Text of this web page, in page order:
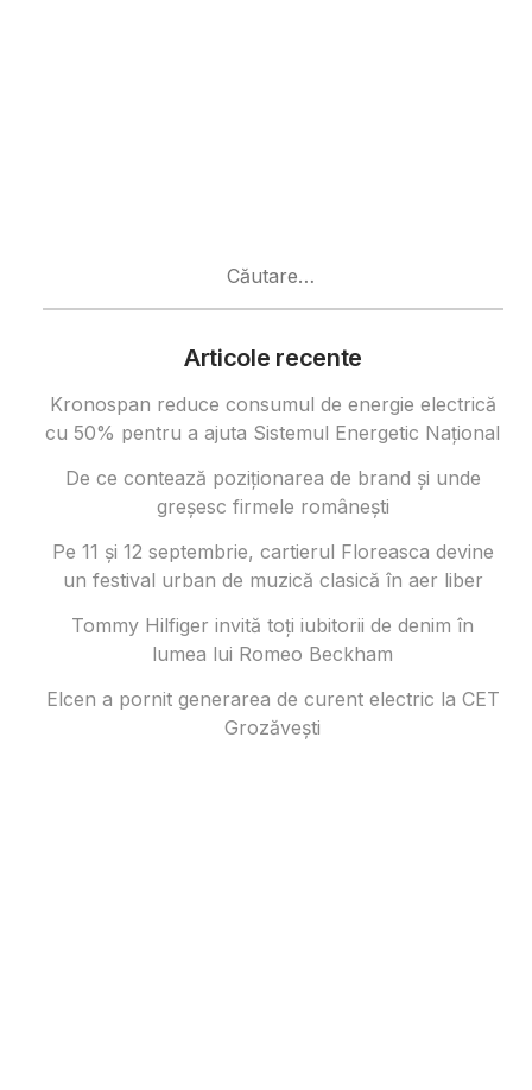
Articole recente
Kronospan reduce consumul de energie electrică
cu 50% pentru a ajuta Sistemul Energetic Național
De ce contează poziționarea de brand și unde
greșesc firmele românești
Pe 11 și 12 septembrie, cartierul Floreasca devine
un festival urban de muzică clasică în aer liber
Tommy Hilfiger invită toți iubitorii de denim în
lumea lui Romeo Beckham
Elcen a pornit generarea de curent electric la CET
Grozăvești